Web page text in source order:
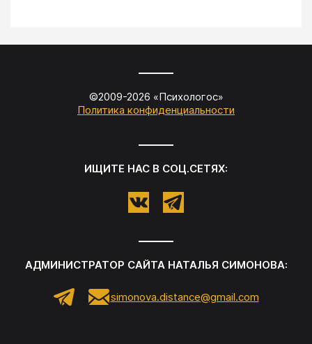
©2009-2026 «Психологос»
Политика конфиденциальности
ИЩИТЕ НАС В СОЦ.СЕТЯХ:
АДМИНИСТРАТОР САЙТА НАТАЛЬЯ СИМОНОВА:
simonova.distance@gmail.com